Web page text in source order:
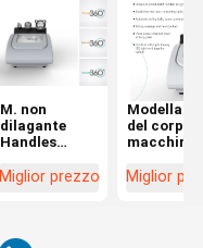
M. non
dilagante
Handles
Body rf che
Miglior prezzo
del corpo
macchina
del rotolo
Miglior